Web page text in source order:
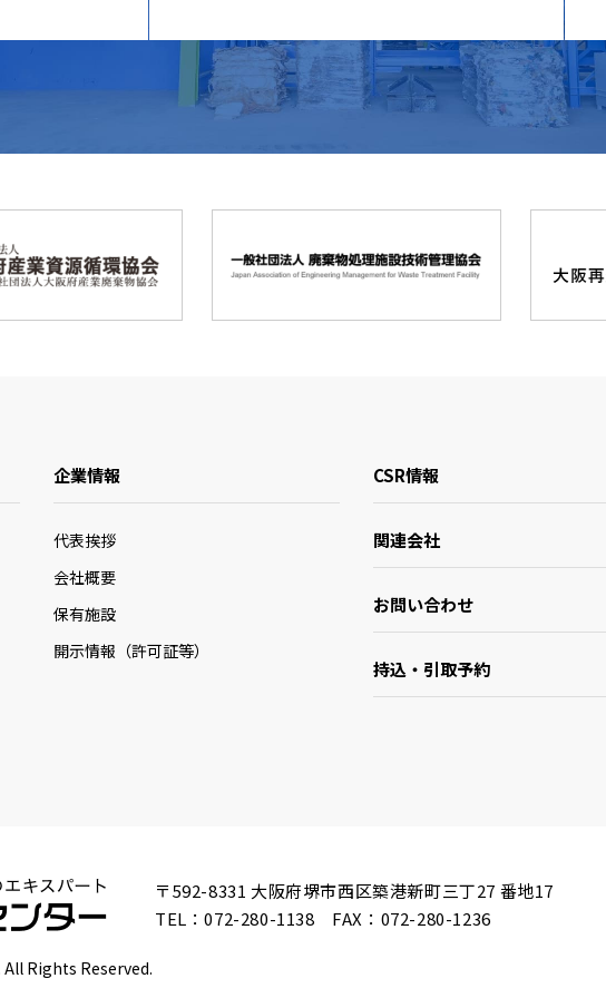
企業情報
代表挨拶
会社概要
保有施設
開示情報（許可証等）
CSR情報
関連会社
お問い合わせ
持込・引取予約
〒592-8331 大阪府堺市西区築港新町三丁27 番地17
TEL：072-280-1138 FAX：072-280-1236
Rights Reserved.